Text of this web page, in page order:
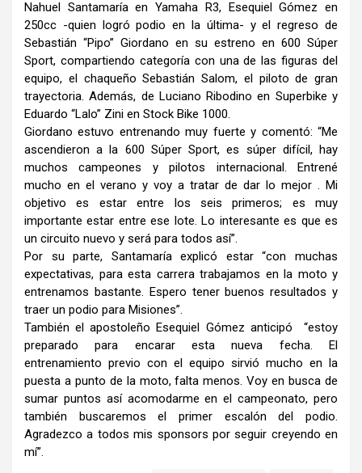
Nahuel Santamaría en Yamaha R3, Esequiel Gómez en
250cc -quien logró podio en la última- y el regreso de
Sebastián “Pipo” Giordano en su estreno en 600 Súper
Sport, compartiendo categoría con una de las figuras del
equipo, el chaqueño Sebastián Salom, el piloto de gran
trayectoria. Además, de Luciano Ribodino en Superbike y
Eduardo “Lalo” Zini en Stock Bike 1000.
Giordano estuvo entrenando muy fuerte y comentó: “Me
ascendieron a la 600 Súper Sport, es súper difícil, hay
muchos campeones y pilotos internacional. Entrené
mucho en el verano y voy a tratar de dar lo mejor . Mi
objetivo es estar entre los seis primeros; es muy
importante estar entre ese lote. Lo interesante es que es
un circuito nuevo y será para todos así”.
Por su parte, Santamaría explicó estar “con muchas
expectativas, para esta carrera trabajamos en la moto y
entrenamos bastante. Espero tener buenos resultados y
traer un podio para Misiones”.
También el apostoleño Esequiel Gómez anticipó “estoy
preparado para encarar esta nueva fecha. El
entrenamiento previo con el equipo sirvió mucho en la
puesta a punto de la moto, falta menos. Voy en busca de
sumar puntos así acomodarme en el campeonato, pero
también buscaremos el primer escalón del podio.
Agradezco a todos mis sponsors por seguir creyendo en
mí”.